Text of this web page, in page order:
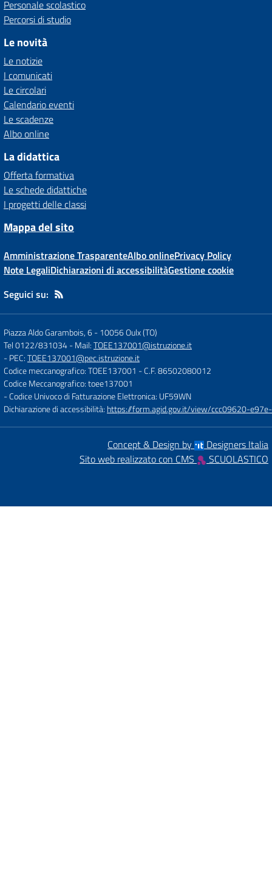
Personale scolastico
Percorsi di studio
Le novità
Le notizie
I comunicati
Le circolari
Calendario eventi
Le scadenze
Albo online
La didattica
Offerta formativa
Le schede didattiche
I progetti delle classi
Mappa del sito
Amministrazione TrasparenteAlbo onlinePrivacy Policy
Note LegaliDichiarazioni di accessibilitàGestione cookie
Seguici su:
Piazza Aldo Garambois, 6-10056 Oulx (TO)
Tel 0122/831034- Mail:TOEE137001@istruzione.it
- PEC:TOEE137001@pec.istruzione.it
Codice meccanografico: TOEE137001 - C.F. 86502080012
Codice Meccanografico: toee137001
- Codice Univoco di Fatturazione Elettronica: UF59WN
Dichiarazione di accessibilità: https://form.agid.gov.it/view/ccc09620-
Concept & Design by
Designers Italia
Sito web realizzato con CMS
SCUOLASTICO